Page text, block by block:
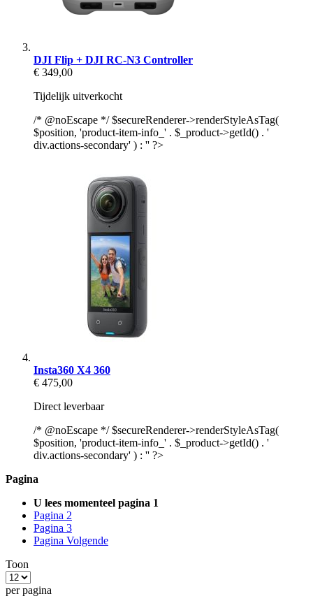
DJI Flip + DJI RC-N3 Controller
€ 349,00
Tijdelijk uitverkocht
/* @noEscape */ $secureRenderer->renderStyleAsTag(
$position, 'product-item-info_' . $_product->getId() . '
div.actions-secondary' ) : '' ?>
Insta360 X4 360
€ 475,00
Direct leverbaar
/* @noEscape */ $secureRenderer->renderStyleAsTag(
$position, 'product-item-info_' . $_product->getId() . '
div.actions-secondary' ) : '' ?>
Pagina
U lees momenteel pagina 1
Pagina 2
Pagina 3
Pagina Volgende
Toon
per pagina